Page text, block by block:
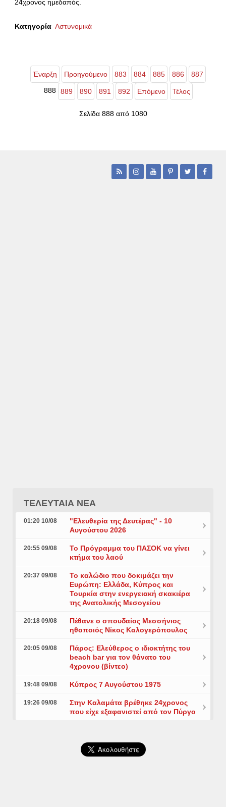
24χρονος ημεδαπός.
Κατηγορία Αστυνομικά
Έναρξη Προηγούμενο 883 884 885 886 887
888 889 890 891 892 Επόμενο Τέλος
Σελίδα 888 από 1080
ΤΕΛΕΥΤΑΙΑ ΝΕΑ
01:20 10/08
"Ελευθερία της Δευτέρας" - 10
Αυγούστου 2026
20:55 09/08
Το Πρόγραμμα του ΠΑΣΟΚ να γίνει
κτήμα του λαού
20:37 09/08
Το καλώδιο που δοκιμάζει την
Ευρώπη: Ελλάδα, Κύπρος και
Τουρκία στην ενεργειακή σκακιέρα
της Ανατολικής Μεσογείου
20:18 09/08
Πέθανε ο σπουδαίος Μεσσήνιος
ηθοποιός Νίκος Καλογερόπουλος
20:05 09/08
Πάρος: Ελεύθερος ο ιδιοκτήτης του
beach bar για τον θάνατο του
4χρονου (βίντεο)
19:48 09/08 Κύπρος 7 Αυγούστου 1975
19:26 09/08
Στην Καλαμάτα βρέθηκε 24χρονος
που είχε εξαφανιστεί από τον Πύργο